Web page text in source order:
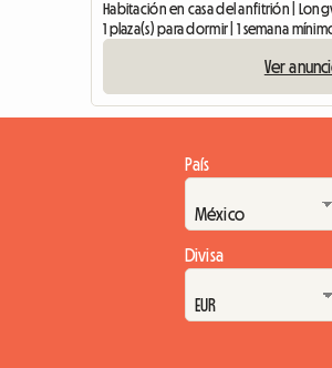
Habitación en casa del anfitrión |
1 plaza(s) para dormir | 1 semana
Ver
País
Divisa